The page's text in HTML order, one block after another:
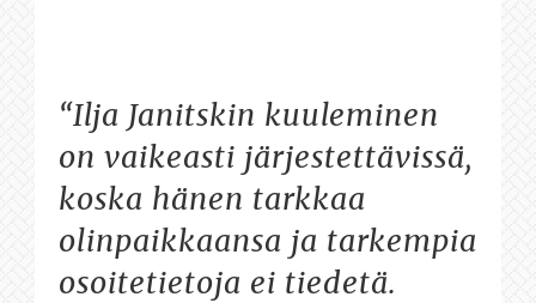
“Ilja Janitskin kuuleminen
on vaikeasti järjestettävissä,
koska hänen tarkkaa
olinpaikkaansa ja tarkempia
osoitetietoja ei tiedetä.